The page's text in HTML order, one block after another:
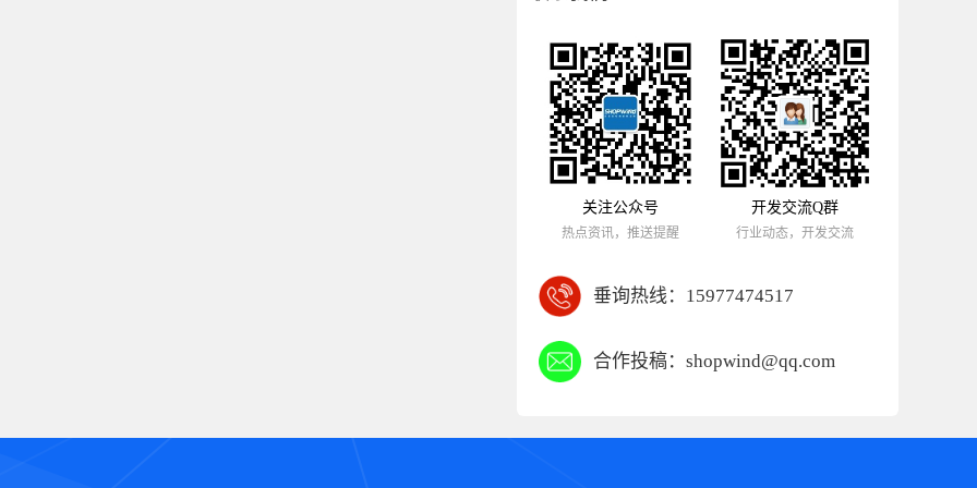
关注公众号
热点资讯，推送提醒
开发交流Q群
行业动态，开发交流
垂询热线： 15977474517
合作投稿： shopwind@qq.com